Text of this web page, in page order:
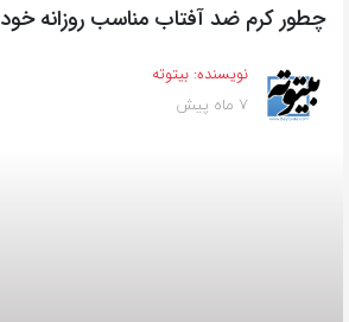
چطور کرم ضد آفتاب مناسب روزانه خود
نویسنده: بیتوته
7 ماه پیش